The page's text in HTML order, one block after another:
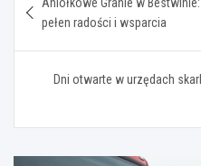
wpisu
pełen radości i wsparcia
Dni otwarte w urzędach